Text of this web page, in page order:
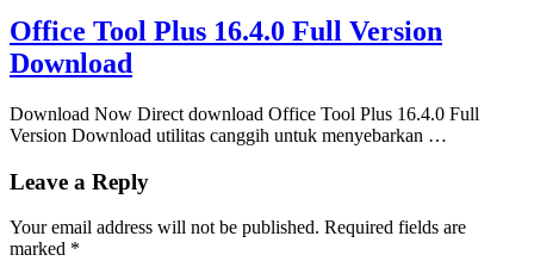
Office Tool Plus 16.4.0 Full Version
Download
Download Now Direct download Office Tool Plus 16.4.0 Full
Version Download utilitas canggih untuk menyebarkan …
Leave a Reply
Your email address will not be published. Required fields are
marked *